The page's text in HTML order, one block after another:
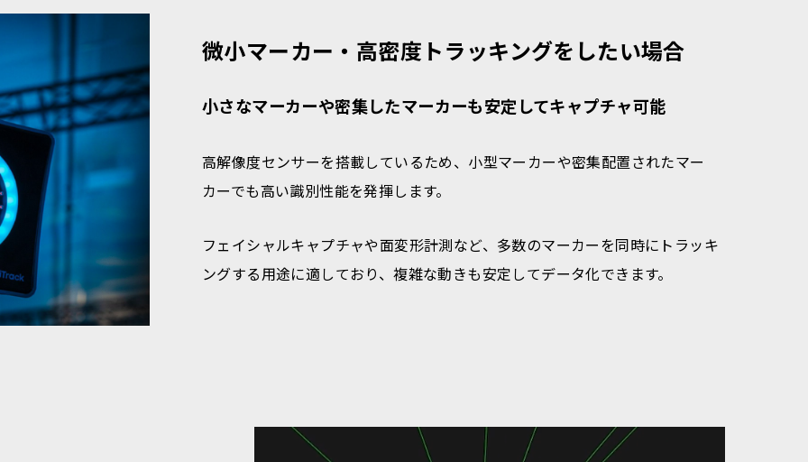
微小マーカー・高密度トラッキングをしたい場合
小さなマーカーや密集したマーカーも安定してキャプチャ可能
高解像度センサーを搭載しているため、小型マーカーや密集配置されたマー
カーでも高い識別性能を発揮します。
フェイシャルキャプチャや面変形計測など、多数のマーカーを同時にトラッキ
ングする用途に適しており、複雑な動きも安定してデータ化できます。